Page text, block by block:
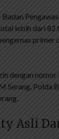
Badan
lebih dari
dengan nomor
Serang, Polda
Asli